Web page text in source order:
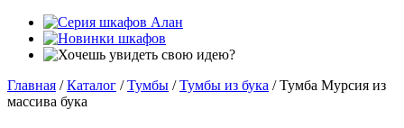
Главная / Каталог / Тумбы / Тумбы из бука / Тумба Мурсия из
массива бука